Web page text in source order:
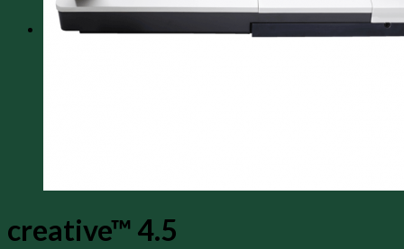
creative™ 4.5